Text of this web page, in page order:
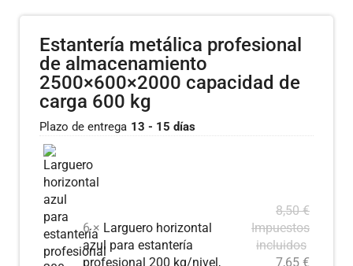
Estantería metálica profesional
de almacenamiento
2500×600×2000 capacidad de
carga 600 kg
Plazo de entrega 13 - 15 días
6 × Larguero horizontal
azul para estantería
profesional 200 kg/nivel,
8,50€
Impuestos
incluidos
7,65 €